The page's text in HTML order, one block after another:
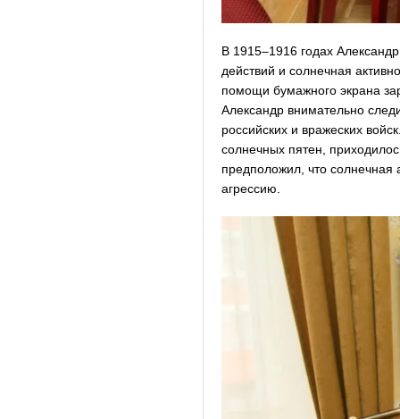
В 1915–1916 годах
действий и солнечная
помощи бумажного экрана
Александр внимательно
российских и вражеских
солнечных пятен,
предположил, что солнечная
агрессию.